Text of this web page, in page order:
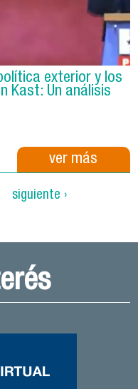
exterior y los
Kast: Un análisis
ver más
siguiente ›